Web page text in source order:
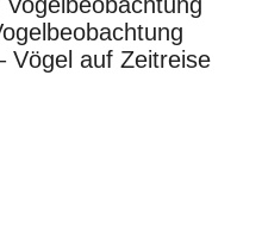
Vögel auf Zeitreise